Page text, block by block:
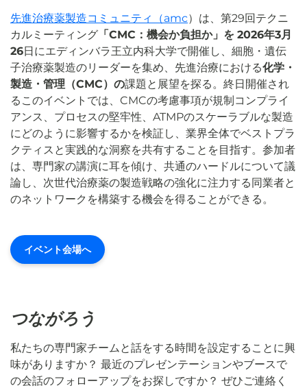
先進治療薬製造コミュニティ（amc）は、第29回テクニ
カルミーティング 「CMC：機会か負担か」を 2026年3月
26日にエディンバラ王立内科大学で開催し、細胞・遺伝
子治療薬製造のリーダーを集め、先進治療における化学・
製造・管理（CMC）の課題と展望を探る。終日開催され
るこのイベントでは、CMCの考慮事項が規制コンプライ
アンス、プロセスの堅牢性、ATMPのスケーラブルな製造
にどのように影響するかを検証し、業界全体でベストプラ
クティスと実践的な洞察を共有することを目指す。参加者
は、専門家の講演に耳を傾け、共通のハードルについて議
論し、次世代治療薬の製造戦略の強化に注力する同業者と
のネットワークを構築する機会を得ることができる。
イベント会場へ
つながろう
私たちの専門家チームと話をする時間を設定することに興
味がありますか？ 最近のプレゼンテーションやブースで
の会話のフォローアップをお探しですか？ ぜひご連絡く